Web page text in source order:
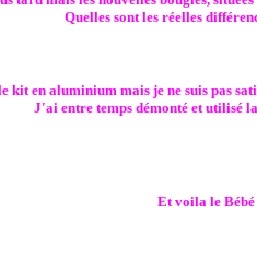
Quelles sont les réelles
kit en aluminium mais je ne suis pas
J'ai entre temps démonté et utilisé
Et voila le Bébé